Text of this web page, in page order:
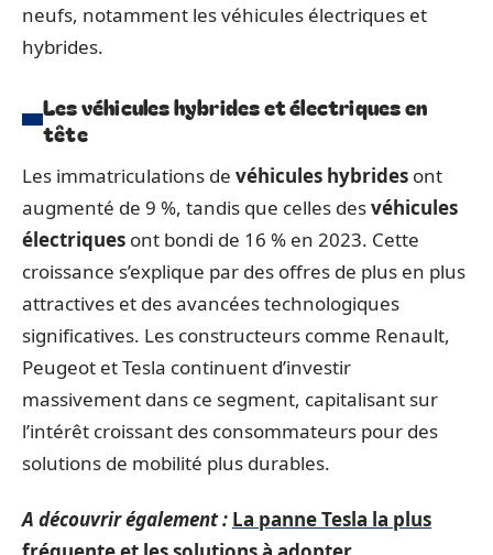
neufs, notamment les véhicules électriques et
hybrides.
Les véhicules hybrides et électriques en
tête
Les immatriculations de véhicules hybrides ont
augmenté de 9 %, tandis que celles desvéhicules
électriques ont bondi de 16 % en 2023. Cette
croissance s’explique par des offres de plus en plus
attractives et des avancées technologiques
significatives. Les constructeurs comme Renault,
Peugeot et Tesla continuent d’investir
massivement dans ce segment, capitalisant sur
l’intérêt croissant des consommateurs pour des
solutions de mobilité plus durables.
A découvrir également : La panne Tesla la plus